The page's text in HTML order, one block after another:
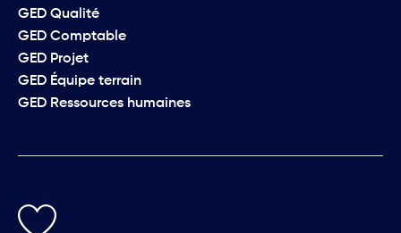
GED Qualité
GED Comptable
GED Projet
GED Équipe terrain
GED Ressources humaines